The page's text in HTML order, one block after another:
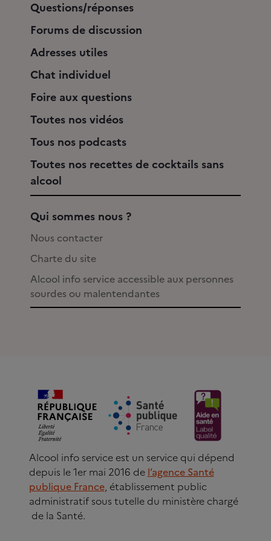
Questions/réponses
Forums de discussion
Adresses utiles
Chat individuel
Foire aux questions
Toutes nos vidéos
Tous nos podcasts
Toutes nos recettes de cocktails sans
alcool
Qui sommes nous ?
Nous contacter
Charte du site
Alcool info service accessible aux personnes
sourdes ou malentendantes
Alcool info service est un service qui dépend
depuis le 1er mai 2016 de l’agence Santé
publique France, établissement public
administratif sous tutelle du ministère chargé
de la Santé.